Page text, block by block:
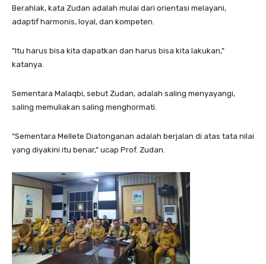
Berahlak, kata Zudan adalah mulai dari orientasi melayani,
adaptif harmonis, loyal, dan kompeten.
“Itu harus bisa kita dapatkan dan harus bisa kita lakukan,”
katanya.
Sementara Malaqbi, sebut Zudan, adalah saling menyayangi,
saling memuliakan saling menghormati.
“Sementara Mellete Diatonganan adalah berjalan di atas tata nilai
yang diyakini itu benar,” ucap Prof. Zudan.